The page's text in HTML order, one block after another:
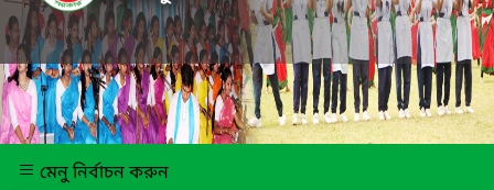
মেনু নির্বাচন করুন